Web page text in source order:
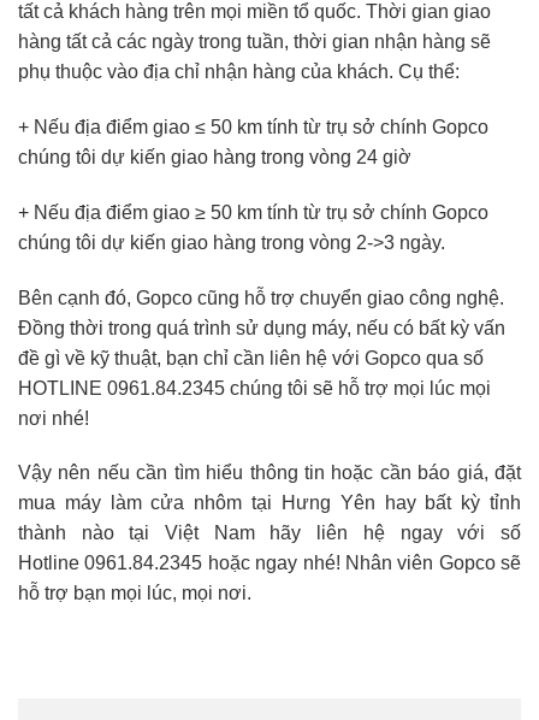
tất cả khách hàng trên mọi miền tổ quốc. Thời gian giao
hàng tất cả các ngày trong tuần, thời gian nhận hàng sẽ
phụ thuộc vào địa chỉ nhận hàng của khách. Cụ thể:
+ Nếu địa điểm giao ≤ 50 km tính từ trụ sở chính Gopco
chúng tôi dự kiến giao hàng trong vòng 24 giờ
+ Nếu địa điểm giao ≥ 50 km tính từ trụ sở chính Gopco
chúng tôi dự kiến giao hàng trong vòng 2->3 ngày.
Bên cạnh đó, Gopco cũng hỗ trợ chuyển giao công nghệ.
Đồng thời trong quá trình sử dụng máy, nếu có bất kỳ vấn
đề gì về kỹ thuật, bạn chỉ cần liên hệ với Gopco qua số
HOTLINE 0961.84.2345 chúng tôi sẽ hỗ trợ mọi lúc mọi
nơi nhé!
Vậy nên nếu cần tìm hiểu thông tin hoặc cần báo giá, đặt
mua máy làm cửa nhôm tại Hưng Yên hay bất kỳ tỉnh
thành nào tại Việt Nam hãy liên hệ ngay với số
Hotline 0961.84.2345 hoặc ngay nhé! Nhân viên Gopco sẽ
hỗ trợ bạn mọi lúc, mọi nơi.